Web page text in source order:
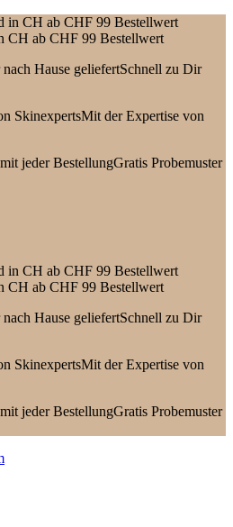
CH ab CHF 99 Bestellwert
Schnell zu Dir
Mit der Expertise von
Gratis Probemuster
CH ab CHF 99 Bestellwert
Schnell zu Dir
Mit der Expertise von
Gratis Probemuster